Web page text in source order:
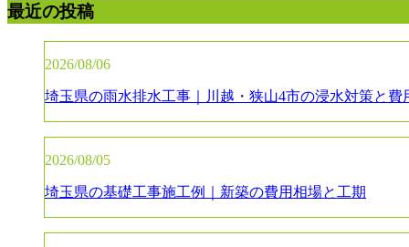
最近の投稿
2026/08/06
埼玉県の雨水排水工事｜川越・狭山4市の浸水対策と費
2026/08/05
埼玉県の基礎工事施工例｜新築の費用相場と工期